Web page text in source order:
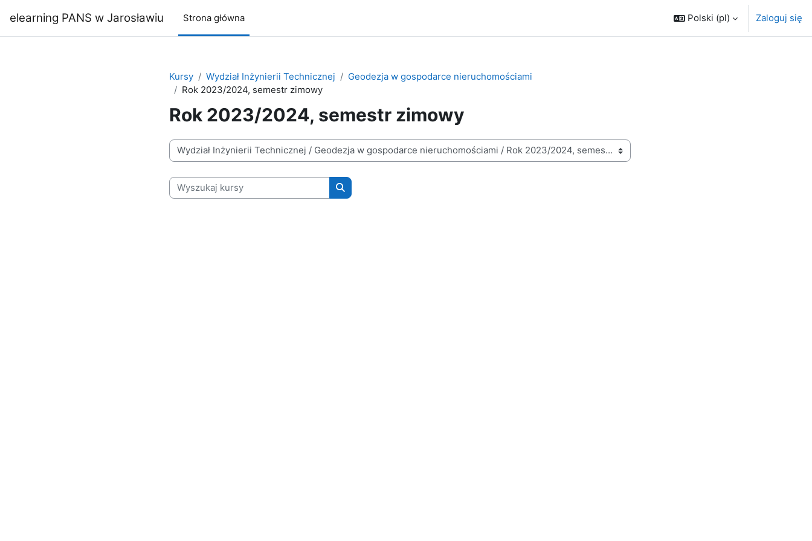
elearning PANS w Jarosławiu Strona główna Polski ‎(pl)‎ Zaloguj się
Kursy Wydział Inżynierii Technicznej
Geodezja w gospodarce nieruchomościami
Rok 2023/2024, semestr zimowy
Rok 2023/2024, semestr zimowy
Kategorie kursów
Wyszukaj kursy
Wyszukaj kursy